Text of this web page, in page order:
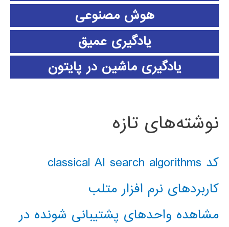
هوش مصنوعی
یادگیری عمیق
یادگیری ماشین در پایتون
نوشته‌های تازه
کد classical AI search algorithms
کاربردهای نرم افزار متلب
مشاهده واحدهای پشتیبانی شونده در